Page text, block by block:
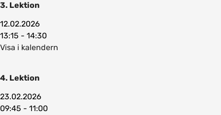
3. Lektion
12.02.2026
13:15 - 14:30
Visa i kalendern
4. Lektion
23.02.2026
09:45 - 11:00